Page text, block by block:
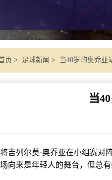
页 > 足球新闻 > 当40岁的奥乔亚
当
列尔莫·奥乔亚在小组赛对
向来是年轻人的舞台，但总